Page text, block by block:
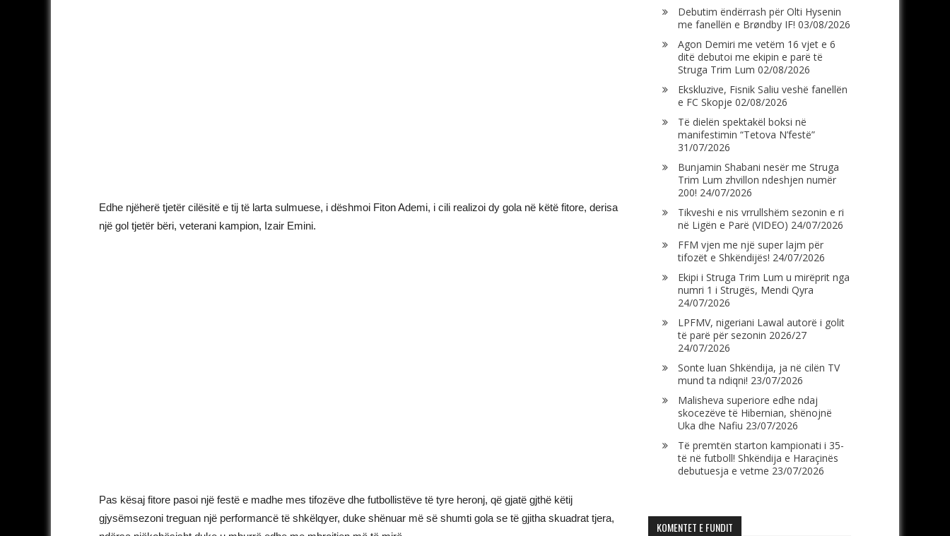
Edhe njëherë tjetër cilësitë e tij të larta sulmuese, i dëshmoi Fiton Ademi, i cili realizoi dy gola në këtë fitore, derisa
një gol tjetër bëri, veterani kampion, Izair Emini.
Pas kësaj fitore pasoi një festë e madhe mes tifozëve dhe futbollistëve të tyre heronj, që gjatë gjthë këtij
gjysëmsezoni treguan një performancë të shkëlqyer, duke shënuar më së shumti gola se të gjitha skuadrat tjera,
Debutim ëndërrash për Olti Hysenin
me fanellën e Brøndby IF! 03/08/2026
Agon Demiri me vetëm 16 vjet e 6
ditë debutoi me ekipin e parë të
Struga Trim Lum 02/08/2026
Ekskluzive, Fisnik Saliu veshë fanellën
e FC Skopje 02/08/2026
Të dielën spektakël boksi në
manifestimin “Tetova N’festë”
31/07/2026
Bunjamin Shabani nesër me Struga
Trim Lum zhvillon ndeshjen numër
200! 24/07/2026
Tikveshi e nis vrrullshëm sezonin e ri
në Ligën e Parë (VIDEO) 24/07/2026
FFM vjen me një super lajm për
tifozët e Shkëndijës! 24/07/2026
Ekipi i Struga Trim Lum u mirëprit nga
numri 1 i Strugës, Mendi Qyra
24/07/2026
LPFMV, nigeriani Lawal autorë i golit
të parë për sezonin 2026/27
24/07/2026
Sonte luan Shkëndija, ja në cilën TV
mund ta ndiqni! 23/07/2026
Malisheva superiore edhe ndaj
skocezëve të Hibernian, shënojnë
Uka dhe Nafiu 23/07/2026
Të premtën starton kampionati i 35-
të në futboll! Shkëndija e Haraçinës
debutuesja e vetme 23/07/2026
KOMENTET E FUNDIT